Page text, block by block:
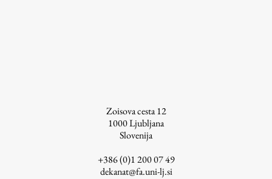
Zoisova cesta 12
1000Ljubljana
Slovenija
+386 (0)1 200 07 49
dekanat@fa.uni-lj.si